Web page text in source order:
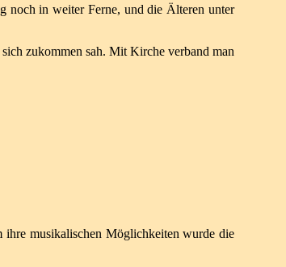
noch in weiter Ferne, und die Älteren unter
zukommen sah. Mit Kirche verband man
ihre musikalischen Möglichkeiten wurde die